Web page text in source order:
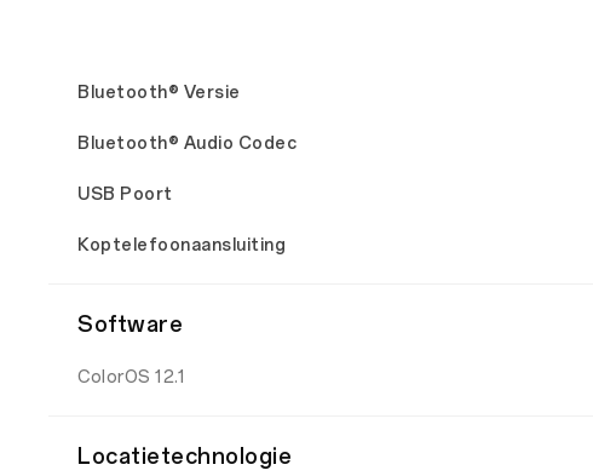
Bluetooth® Versie
Bluetooth® Audio Codec
USB Poort
Koptelefoonaansluiting
Software
ColorOS 12.1
Locatietechnologie